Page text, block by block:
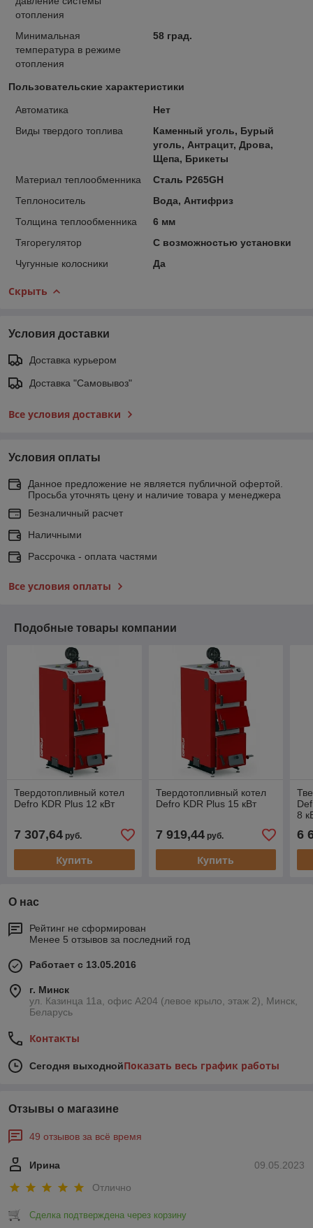
отопления
Минимальная
температура в режиме
отопления
58 град.
Пользовательские характеристики
Автоматика
Нет
Виды твердого топлива
Каменный уголь, Бурый
уголь, Антрацит, Дрова,
Щепа, Брикеты
Материал теплообменника
Сталь P265GH
Теплоноситель
Вода, Антифриз
Толщина теплообменника
6 мм
Тягорегулятор
С возможностью установки
Чугунные колосники
Да
Скрыть
Условия доставки
Доставка курьером
Доставка "Самовывоз"
Все условия доставки
Условия оплаты
Данное предложение не является публичной офертой.
Просьба уточнять цену и наличие товара у менеджера
Безналичный расчет
Наличными
Рассрочка - оплата частями
Все условия оплаты
Подобные товары компании
Твердотопливный котел
Defro KDR Plus 12 кВт
7 307,64 руб.
Купить
Твердотопливный котел
Defro KDR Plus 15 кВт
7 919,44руб.
Купить
8
6
О нас
Рейтинг не сформирован
Менее 5 отзывов за последний год
Работает с 13.05.2016
г. Минск
ул. Казинца 11а, офис А204 (левое крыло, этаж 2), Минск,
Беларусь
Контакты
Сегодня выходнойПоказать весь график работы
Отзывы о магазине
49 отзывов за всё время
09.05.2023
Ирина
Отлично
Сделка подтверждена через корзину